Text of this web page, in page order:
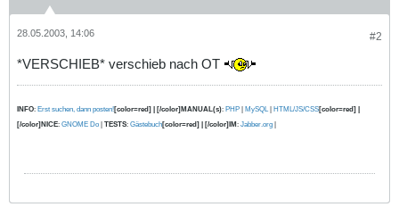
#2
28.05.2003, 14:06
*VERSCHIEB* verschieb nach OT
INFO: Erst suchen, dann posten![color=red] | [/color]MANUAL(s): PHP MySQL| HTML/JS/CSS[color=red] |
[/color]NICE: GNOME Do TESTS: Gästebuch[color=red] | [/color]IM : Jabber.org